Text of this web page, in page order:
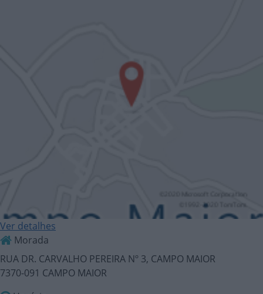
Ver detalhes
Morada
RUA DR. CARVALHO PEREIRA Nº 3, CAMPO MAIOR
7370-091 CAMPO MAIOR